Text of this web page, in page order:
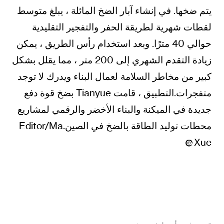
يتم ضخها. في إنشاء آبار الضخ المائلة ، يبلغ متوسط
لقطات شهرية لطريقة الحفر والتفجير التقليدية
حوالي 40 مترًا. وبعد استخدام رأس الطريق ، يمكن
زيادة التقدم الشهري إلى 200 متر ، مما يقلل بشكل
كبير من مخاطر السلامة لعمال البناء ويدرك لا توجد
متفجرات.التطبيق ، قامت Tianyue بضخ قوة دفع
جديدة في الميكنة والبناء الأخضر والرقمي لمشاريع
محطات توليد الطاقة بالضخ في الصين.Editor/Ma
Xue